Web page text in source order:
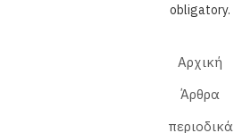
obligatory.
Αρχική
Άρθρα
περιοδικά